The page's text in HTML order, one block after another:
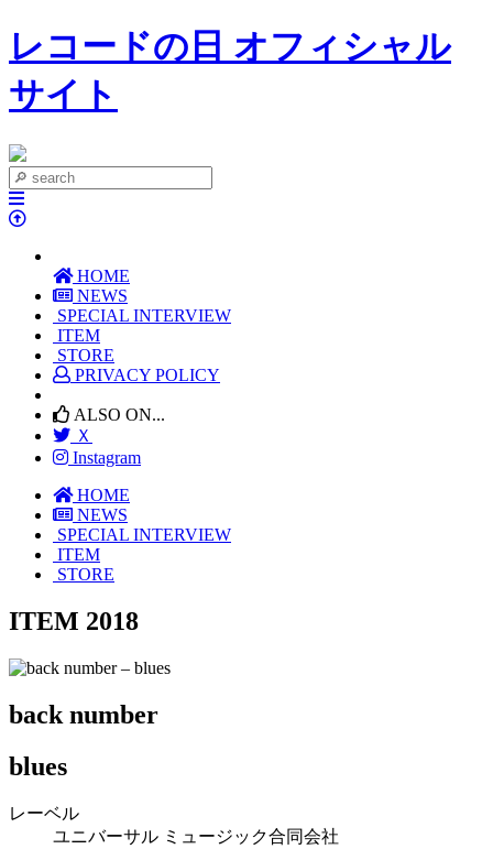
レコードの日 オフィシャル
サイト
HOME
NEWS
SPECIAL INTERVIEW
ITEM
STORE
PRIVACY POLICY
ALSO ON...
Ｘ
Instagram
HOME
NEWS
SPECIAL INTERVIEW
ITEM
STORE
ITEM 2018
back number
blues
レーベル
ユニバーサル ミュージック合同会社